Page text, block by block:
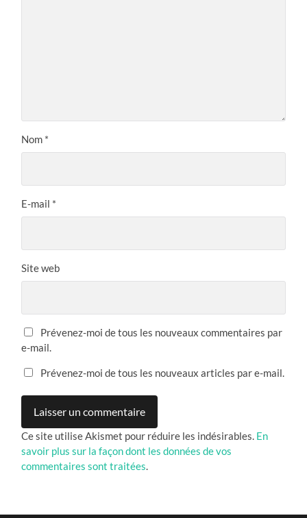
Nom *
E-mail *
Site web
Prévenez-moi de tous les nouveaux commentaires par
e-mail.
Prévenez-moi de tous les nouveaux articles par e-mail.
Ce site utilise Akismet pour réduire les indésirables. En
savoir plus sur la façon dont les données de vos
commentaires sont traitées.